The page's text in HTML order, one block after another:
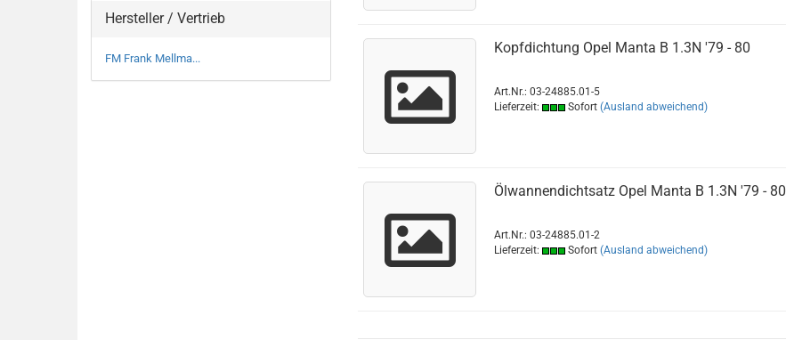
Kopfdichtung Opel Manta B 1.3N '79 - 80
Art.Nr.: 03-24885.01-5
Lieferzeit:
Sofort (Ausland abweichend)
Ölwannendichtsatz Opel Manta B 1.3N '79 - 80
Art.Nr.: 03-24885.01-2
Lieferzeit:
Sofort (Ausland abweichend)
Hersteller / Vertrieb
FM Frank Mellma...